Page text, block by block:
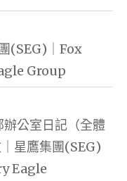
(SEG)｜Fox
Group
公室日記（全體
星鷹集團(SEG)
Eagle